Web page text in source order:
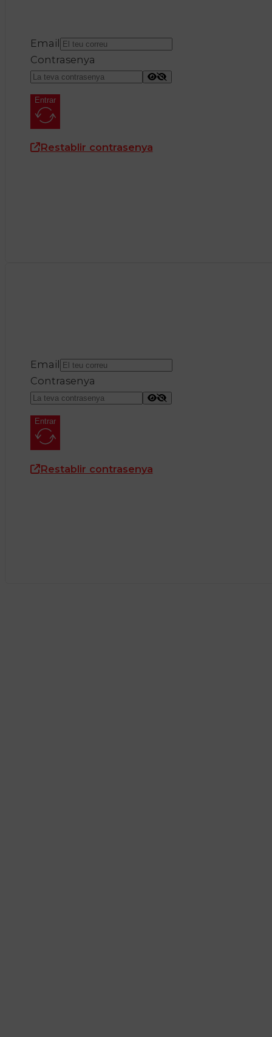
Email
Contrasenya
Entrar
Restablir contrasenya
Email
Contrasenya
Entrar
Restablir contrasenya